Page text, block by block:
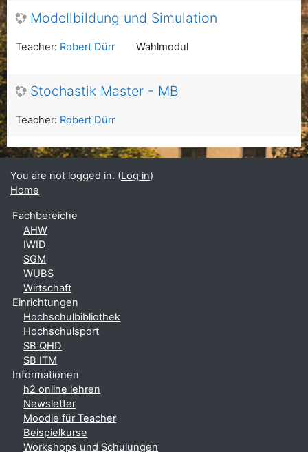
Modellbildung und Simulation
Wahlmodul
Teacher: Robert Dürr
Stochastik Master - MB
Teacher: Robert Dürr
You are not logged in. (Log in)
Home
Fachbereiche
AHW
IWID
SGM
WUBS
Wirtschaft
Einrichtungen
Hochschulbibliothek
Hochschulsport
SB QHD
SB ITM
Informationen
h2 online lehren
Newsletter
Moodle für Teacher
Beispielkurse
Workshops und Schulungen